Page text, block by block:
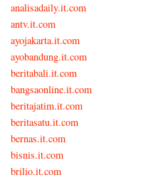
analisadaily.it.com
antv.it.com
ayojakarta.it.com
ayobandung.it.com
beritabali.it.com
bangsaonline.it.com
beritajatim.it.com
beritasatu.it.com
bernas.it.com
bisnis.it.com
brilio.it.com